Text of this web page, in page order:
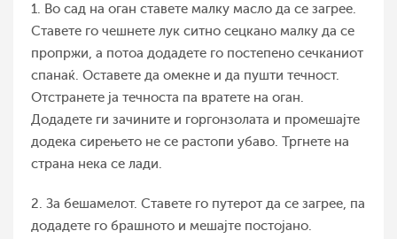
1. Во сад на оган ставете малку масло да се загрее.
Ставете го чешнете лук ситно сецкано малку да се
пропржи, а потоа додадете го постепено сечканиот
спанаќ. Оставете да омекне и да пушти течност.
Отстранете ја течноста па вратете на оган.
Додадете ги зачините и горгонзолата и промешајте
додека сирењето не се растопи убаво. Тргнете на
страна нека се лади.
2. За бешамелот. Ставете го путерот да се загрее, па
додадете го брашното и мешајте постојано.